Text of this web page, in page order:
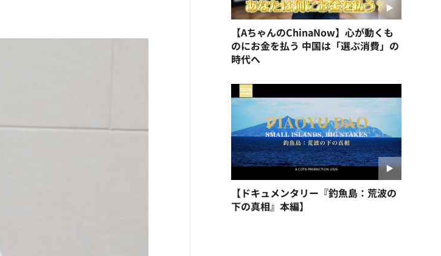
【AちゃんのChinaNow】心が動くも
のにお金を払う 中国は「選ぶ消費」の
時代へ
【ドキュメンタリー『釣魚島：荒波の
下の真相』本編】